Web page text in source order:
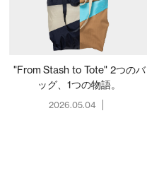
"From Stash to Tote" 2つのバ
ッグ、1つの物語。
2026.05.04